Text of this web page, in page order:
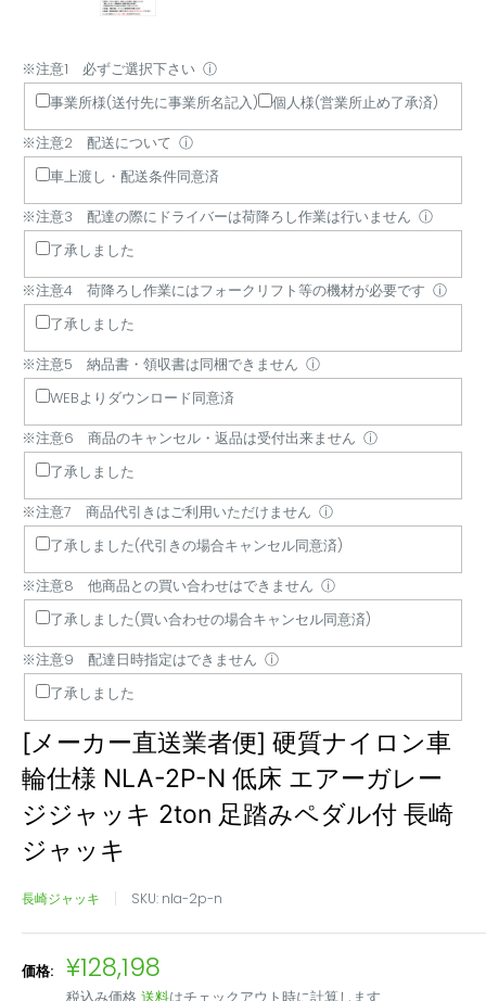
※注意1 必ずご選択下さい ⓘ
※
注
1
必
ず
ご
選
択
下
さ
い
事業所様(送付先に事業所名記入)
個人様(営業所止め了承済)
※注意2 配送について ⓘ
※
注
2
配
送
に
つ
い
て
車上渡し・配送条件同意済
※注意3 配達の際にドライバーは荷降ろし作業は行いません ⓘ
※
注
3
配
達
の
際
に
ド
ラ
イ
バ
ー
は
荷
ろ
し
業
は
行
い
ま
せ
ん
了承しました
※注意4 荷降ろし作業にはフォークリフト等の機材が必要です ⓘ
※
注
4
荷
降
ろ
し
作
業
に
は
フ
ォ
ー
ク
フ
ト
の
機
材
が
必
要
で
す
了承しました
※注意5 納品書・領収書は同梱できません ⓘ
※
注
5
納
品
書・
領
収
書
は
同
梱
で
き
ま
ん
WEBよりダウンロード同意済
※注意6 商品のキャンセル・返品は受付出来ません ⓘ
※
注
6
商
品
の
キ
ャ
ン
セ
ル・
返
品
は
受
出
来
せ
ん
了承しました
※注意7 商品代引きはご利用いただけません ⓘ
※
注
7
商
品
代
引
き
は
ご
利
用
い
た
だ
ま
せ了承しました(代引きの場合キャンセル同意済)
※注意8 他商品との買い合わせはできません ⓘ
※
注
8
他
商
品
と
の
買
い
合
わ
せ
は
で
ま
せ
了承しました(買い合わせの場合キャンセル同意済)
※注意9 配達日時指定はできません ⓘ
※
注
9
配
達
日
時
指
定
は
で
き
ま
せ
ん
了承しました
[メーカー直送業者便] 硬質ナイロン車
輪仕様 NLA-2P-N 低床 エアーガレー
ジジャッキ 2ton 足踏みペダル付 長崎
ジャッキ
長崎ジャッキ SKU: nla-2p-n
価格: 販
売
¥128,198